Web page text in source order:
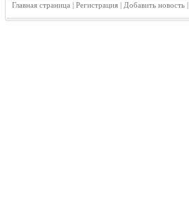
Главная страница | Регистрация| Добавить новость|